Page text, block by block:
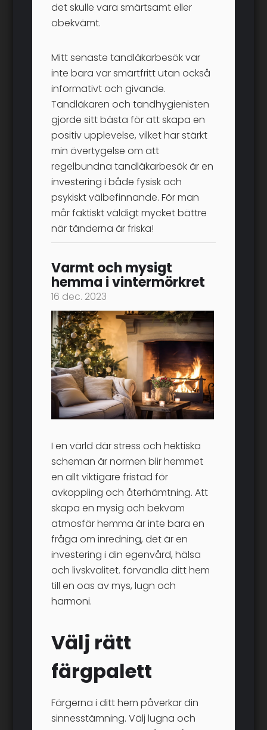
det skulle vara smärtsamt eller
obekvämt.
Mitt senaste tandläkarbesök var
inte bara var smärtfritt utan också
informativt och givande.
Tandläkaren och tandhygienisten
gjorde sitt bästa för att skapa en
positiv upplevelse, vilket har stärkt
min övertygelse om att
regelbundna tandläkarbesök är en
investering i både fysisk och
psykiskt välbefinnande. För man
mår faktiskt väldigt mycket bättre
när tänderna är friska!
Varmt och mysigt
hemma i vintermörkret
16 dec. 2023
I en värld där stress och hektiska
scheman är normen blir hemmet
en allt viktigare fristad för
avkoppling och återhämtning. Att
skapa en mysig och bekväm
atmosfär hemma är inte bara en
fråga om inredning, det är en
investering i din egenvård, hälsa
och livskvalitet. förvandla ditt hem
till en oas av mys, lugn och
harmoni.
Välj rätt
färgpalett
Färgerna i ditt hem påverkar din
sinnesstämning. Välj lugna och